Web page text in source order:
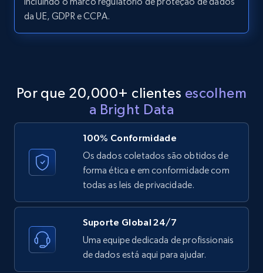
LinkedIn posts - Discover posts by Profile
URL
11.3K+ 1.5K+ Comece grátis
LinkedIn posts - Discover new posts
company URL
URL, ID, User id, Use url, Title, Headline, Post
text, Date posted, and more.
11.3K+
da UE, GDPR e CCPA.
Por que 20,000+ clientes escolhem
a Bright Data
100% Conformidade
Os dados coletados são obtidos de
forma ética e em conformidade com
todas as leis de privacidade.
Suporte Global 24/7
Uma equipe dedicada de profissionais
de dados está aqui para ajudar.